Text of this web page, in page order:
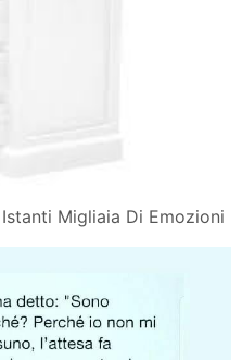
Migliaia Di Emozioni